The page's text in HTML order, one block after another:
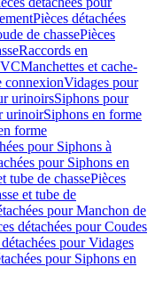
Pièces détachées
de chassePièces
Raccords en
Manchettes et cache-
connexionVidages pour
urinoirsSiphons pour
urinoirSiphons en forme
forme
pour Siphons à
pour Siphons en
tube de chassePièces
et tube de
pour Manchon de
détachées pour Coudes
pour Vidages
pour Siphons en